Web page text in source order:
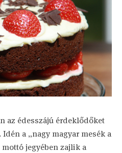
az édesszájú érdeklődőket
a „nagy magyar mesék a
jegyében zajlik a